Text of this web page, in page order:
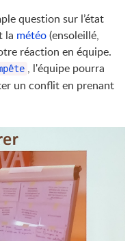
question sur l’état
la météo(ensoleillé,
réaction en équipe.
, l'équipe pourra
un conflit en prenant